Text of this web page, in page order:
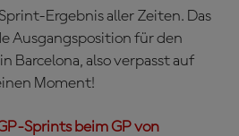
Ergebnis aller Zeiten. Das
Ausgangsposition für den
Barcelona, also verpasst auf
Moment!
Sprints beim GP von